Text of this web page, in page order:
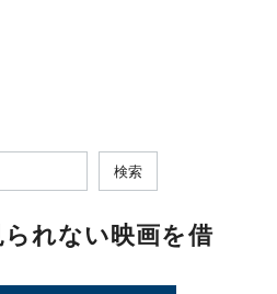
検索
れない映画を借